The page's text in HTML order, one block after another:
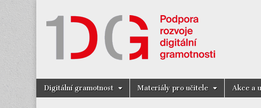
Digitální
Main
menu
Skip
Digitální gramotnost Materiály pro učitele Akce a